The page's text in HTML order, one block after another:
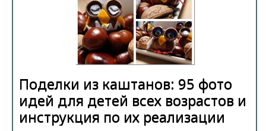
Поделки из каштанов: 95 фото
идей для детей всех возрастов и
инструкция по их реализации